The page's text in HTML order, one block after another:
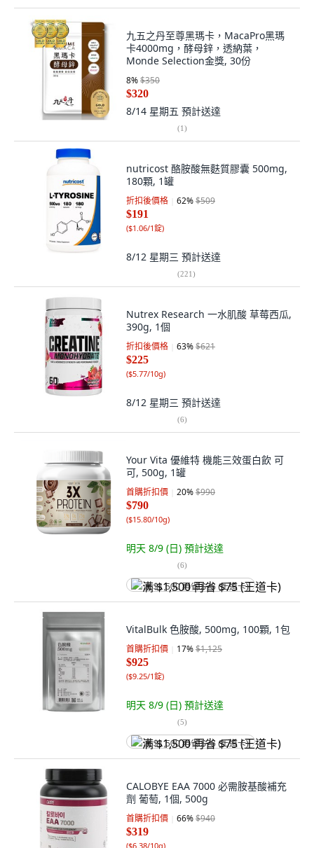
九五之丹至尊黑瑪卡，MacaPro黑瑪
卡4000mg，酵母鋅，透納葉，
Monde Selection金獎, 30份
8%$350
$320
8/14 星期五 預計送達
(1)
nutricost 酪胺酸無麩質膠囊 500mg,
180顆, 1罐
折扣後價格 62%$509
$191
($1.06/1錠)
8/12 星期三 預計送達
(221)
Nutrex Research 一水肌酸 草莓西瓜,
390g, 1個
折扣後價格 63%$621
$225
($5.77/10g)
8/12 星期三 預計送達
(6)
Your Vita 優維特 機能三效蛋白飲 可
可, 500g, 1罐
首購折扣價 20%$990
$790
($15.80/10g)
明天 8/9 (日) 預計送達
(6)
满 $1,500 再省 $75 (王道卡)
VitalBulk 色胺酸, 500mg, 100顆, 1包
首購折扣價 17%$1,125
$925
($9.25/1錠)
明天 8/9 (日) 預計送達
(5)
满 $1,500 再省 $75 (王道卡)
CALOBYE EAA 7000 必需胺基酸補充
劑 葡萄, 1個, 500g
首購折扣價 66%$940
$319
($6.38/10g)